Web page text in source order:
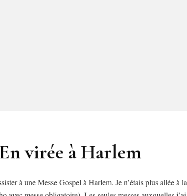
virée à Harlem
à une Messe Gospel à Harlem. Je n’étais plus allée à la